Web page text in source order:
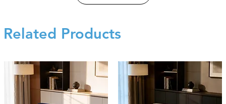
Related Products